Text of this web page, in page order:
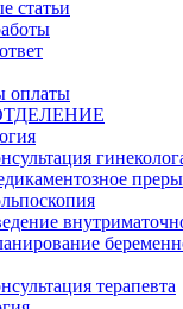
статьи
оплаты
терапевта